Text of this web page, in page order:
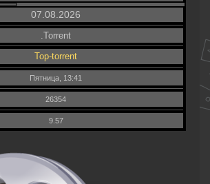
07.08.2026
.Torrent
Top-torrent
Пятница, 13:41
26354
9.57